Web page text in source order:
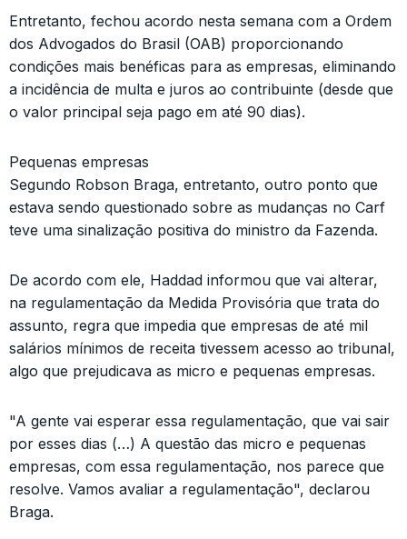
Entretanto, fechou acordo nesta semana com a Ordem
dos Advogados do Brasil (OAB) proporcionando
condições mais benéficas para as empresas, eliminando
a incidência de multa e juros ao contribuinte (desde que
o valor principal seja pago em até 90 dias).
Pequenas empresas
Segundo Robson Braga, entretanto, outro ponto que
estava sendo questionado sobre as mudanças no Carf
teve uma sinalização positiva do ministro da Fazenda.
De acordo com ele, Haddad informou que vai alterar,
na regulamentação da Medida Provisória que trata do
assunto, regra que impedia que empresas de até mil
salários mínimos de receita tivessem acesso ao tribunal,
algo que prejudicava as micro e pequenas empresas.
"A gente vai esperar essa regulamentação, que vai sair
por esses dias (…) A questão das micro e pequenas
empresas, com essa regulamentação, nos parece que
resolve. Vamos avaliar a regulamentação", declarou
Braga.